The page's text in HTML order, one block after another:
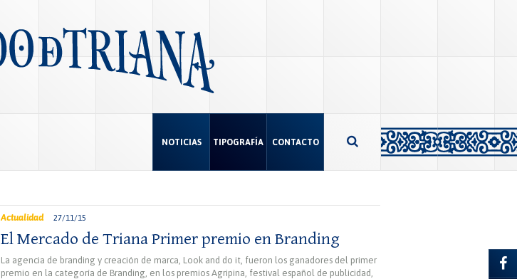
NOTICIAS TIPOGRAFÍA CONTACTO
Actualidad 27/11/15
El Mercado de Triana Primer premio en Branding
La agencia de branding y creación de marca, Look and do it, fueron los ganadores del primer
premio en la categoría de Branding, en los premios Agripina, festival español de publicidad,